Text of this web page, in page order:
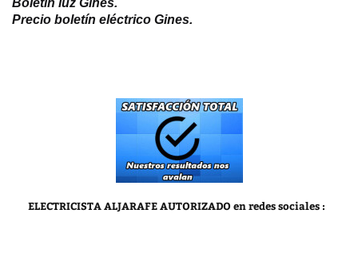
Boletín luz Gines.
Precio boletín eléctrico Gines.
ELECTRICISTA ALJARAFE AUTORIZADO en redes sociales :